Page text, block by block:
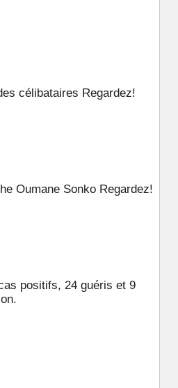
célibataires Regardez!
Oumane Sonko Regardez!
positifs, 24 guéris et 9